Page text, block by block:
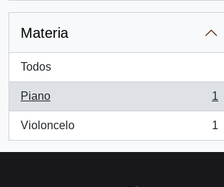
Materia
Todos
Piano
, 1 resultados
1
Violoncelo
, 1 resultados
1